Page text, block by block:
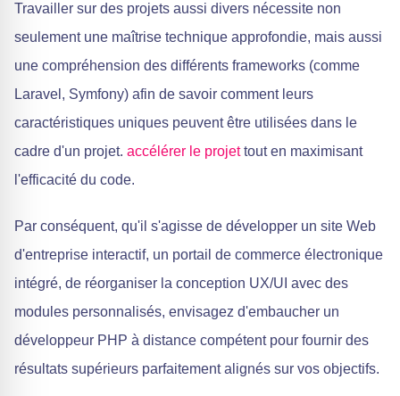
Travailler sur des projets aussi divers nécessite non
seulement une maîtrise technique approfondie, mais aussi
une compréhension des différents frameworks (comme
Laravel, Symfony) afin de savoir comment leurs
caractéristiques uniques peuvent être utilisées dans le
cadre d'un projet. accélérer le projettout en maximisant
l'efficacité du code.
Par conséquent, qu'il s'agisse de développer un site Web
d'entreprise interactif, un portail de commerce électronique
intégré, de réorganiser la conception UX/UI avec des
modules personnalisés, envisagez d'embaucher un
développeur PHP à distance compétent pour fournir des
résultats supérieurs parfaitement alignés sur vos objectifs.